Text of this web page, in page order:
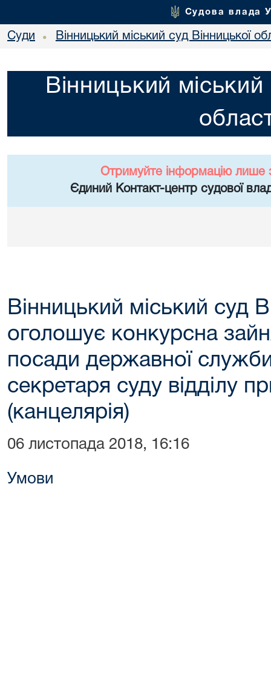
Судова влада
Суди • Вінницький міський суд Вінницької
Вінницький міський
Отримуйте інформацію лише
Єдиний Контакт-центр судової
Вінницький міський суд
оголошує конкурсна
посади державної служби
секретаря суду відділу
(канцелярія)
06 листопада 2018, 16:16
Умови